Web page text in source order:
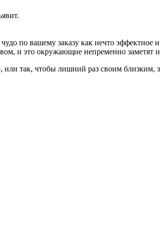
по вашему заказу как нечто эффектное
и это окружающие непременно заметят
или так, чтобы лишний раз своим